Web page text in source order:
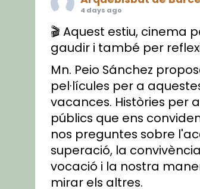
4 days ago
🎬 Aquest estiu, cinema
gaudir i també per
Mn. Peio Sánchez
pel·lícules per a
vacances. Històries per
públics que ens
nos preguntes sobre
superació, la
vocació i la nostra
mirar els altres.